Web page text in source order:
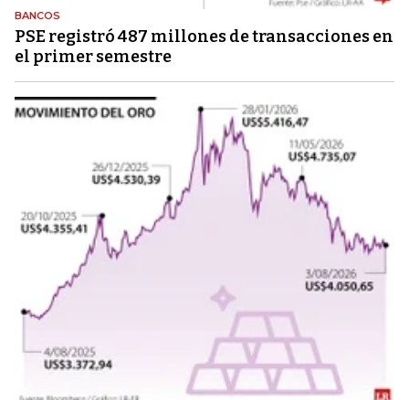
BANCOS
PSE registró 487 millones de transacciones en
el primer semestre